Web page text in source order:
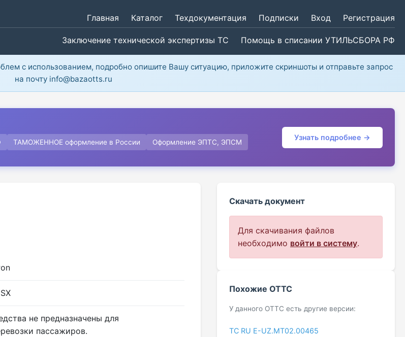
Главная Каталог Техдокументация Подписки Вход Регистрация
Заключение технической экспертизы ТС Помощь в списании УТИЛЬСБОРА РФ
с использованием, подробно опишите Вашу ситуацию, приложите скриншоты и отправьте запрос
на почту info@bazaotts.ru
ТАМОЖЕННОЕ оформление в России Оформление ЭПТС, ЭПСМ
Узнать подробнее →
не предназначены для
пассажиров.
Скачать документ
Для скачивания файлов
необходимо войти в систему.
Похожие ОТТС
У данного ОТТС есть другие версии:
ТС RU Е-UZ.МТ02.00465